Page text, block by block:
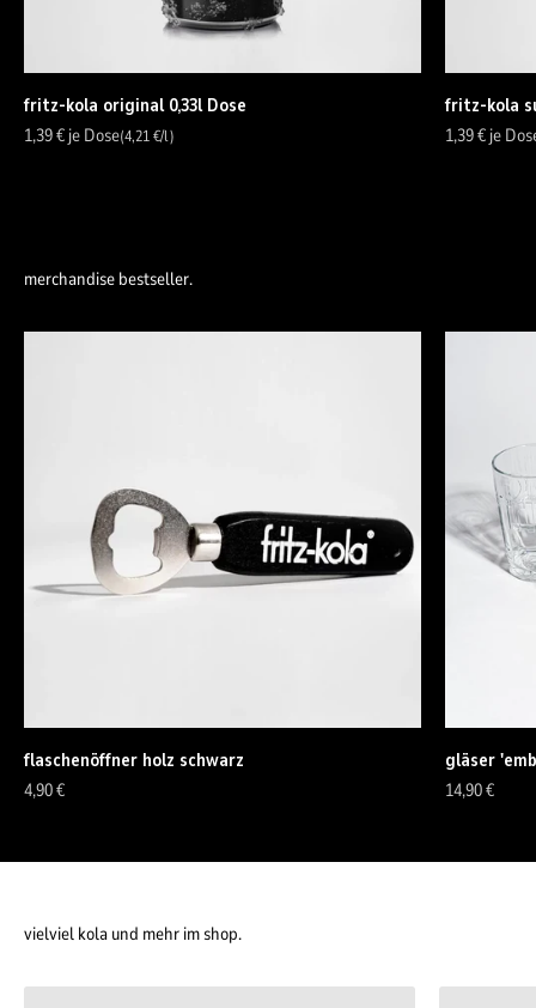
fritz-kola original 0,33l Dose
Angebot
1,39 € je Dose(4,21 €/l)
fritz-kola
Angebot
1,39 € je
merchandise bestseller.
flaschenöffner holz schwarz
Angebot
4,90 €
gläser
Angebot
14,90 €
vielviel kola und mehr im shop.